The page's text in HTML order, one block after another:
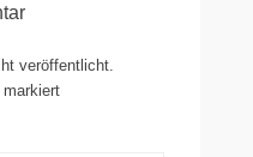
veröffentlicht.
markiert